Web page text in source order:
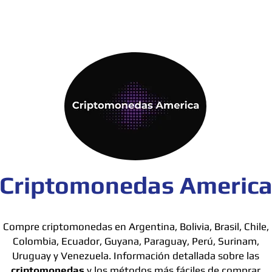
Criptomonedas America
Compre criptomonedas en Argentina, Bolivia, Brasil, Chile,
Colombia, Ecuador, Guyana, Paraguay, Perú, Surinam,
Uruguay y Venezuela. Información detallada sobre las